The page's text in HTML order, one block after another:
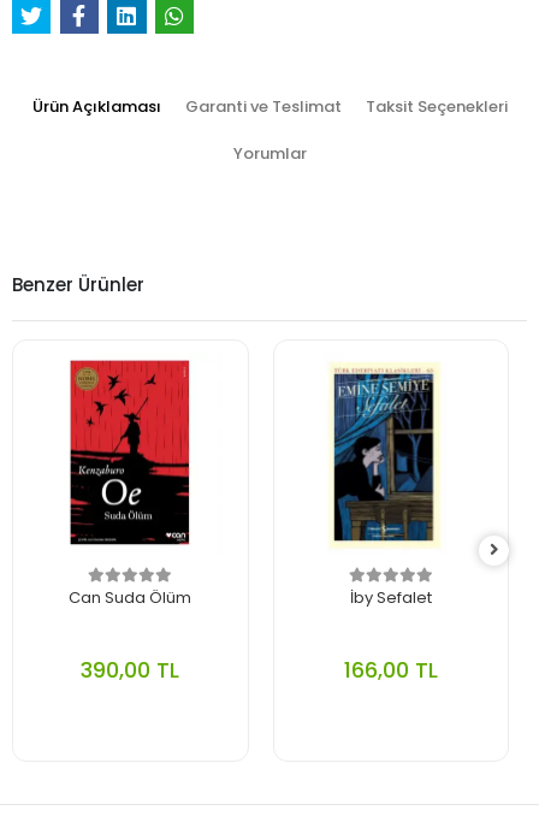
Ürün Açıklaması Garanti ve Teslimat Taksit Seçenekleri
Yorumlar
Benzer Ürünler
Can Suda Ölüm
390,00 TL
İby Sefalet
166,00 TL